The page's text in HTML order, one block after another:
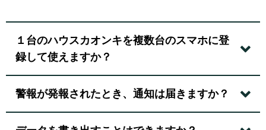
１台のハウスカオンキを複数台のスマホに登
録して使えますか？
警報が発報されたとき、通知は届きますか？